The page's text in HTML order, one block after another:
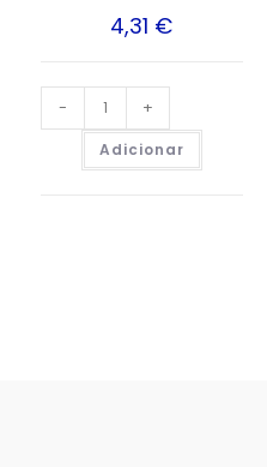
4,31 €
- +
Adicionar